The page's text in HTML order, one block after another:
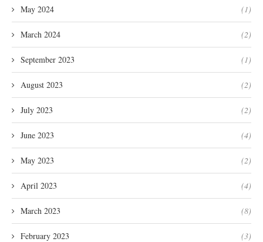
May 2024 (1)
March 2024 (2)
September 2023 (1)
August 2023 (2)
July 2023 (2)
June 2023 (4)
May 2023 (2)
April 2023 (4)
March 2023 (8)
February 2023 (3)